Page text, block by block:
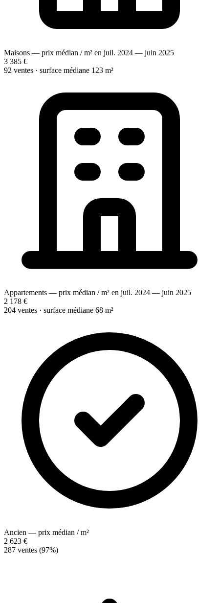
Maisons — prix médian / m² en juil. 2024 — juin 2025
3 385 €
92 ventes · surface médiane 123 m²
Appartements — prix médian / m² en juil. 2024 — juin 2025
2 178 €
204 ventes · surface médiane 68 m²
Ancien — prix médian / m²
2 623 €
287 ventes (97%)